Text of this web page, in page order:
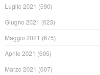
Luglio 2021 (590)
Giugno 2021 (623)
Maggio 2021 (675)
Aprile 2021 (605)
Marzo 2021 (607)